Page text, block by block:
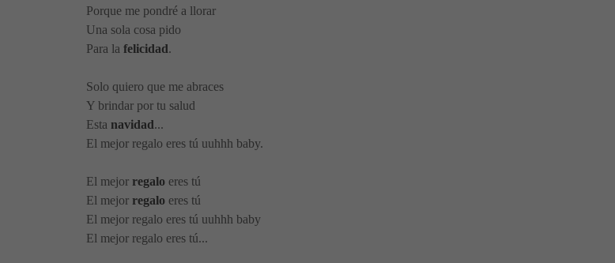
Porque me pondré a llorar
Una sola cosa pido
Para la felicidad.
Solo quiero que me abraces
Y brindar por tu salud
Esta navidad...
El mejor regalo eres tú uuhhh baby.
El mejor regalo eres tú
El mejor regalo eres tú
El mejor regalo eres tú uuhhh baby
El mejor regalo eres tú...